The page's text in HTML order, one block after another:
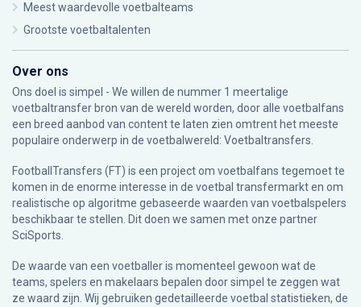
Meest waardevolle voetbalteams
Grootste voetbaltalenten
Over ons
Ons doel is simpel - We willen de nummer 1 meertalige
voetbaltransfer bron van de wereld worden, door alle voetbalfans
een breed aanbod van content te laten zien omtrent het meeste
populaire onderwerp in de voetbalwereld: Voetbaltransfers.
FootballTransfers (FT) is een project om voetbalfans tegemoet te
komen in de enorme interesse in de voetbal transfermarkt en om
realistische op algoritme gebaseerde waarden van voetbalspelers
beschikbaar te stellen. Dit doen we samen met onze partner
SciSports
De waarde van een voetballer is momenteel gewoon wat de
teams, spelers en makelaars bepalen door simpel te zeggen wat
ze waard zijn. Wij gebruiken gedetailleerde voetbal statistieken, de